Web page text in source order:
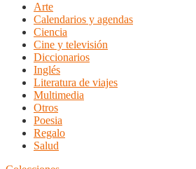
Arte
Calendarios y agendas
Ciencia
Cine y televisión
Diccionarios
Inglés
Literatura de viajes
Multimedia
Otros
Poesia
Regalo
Salud